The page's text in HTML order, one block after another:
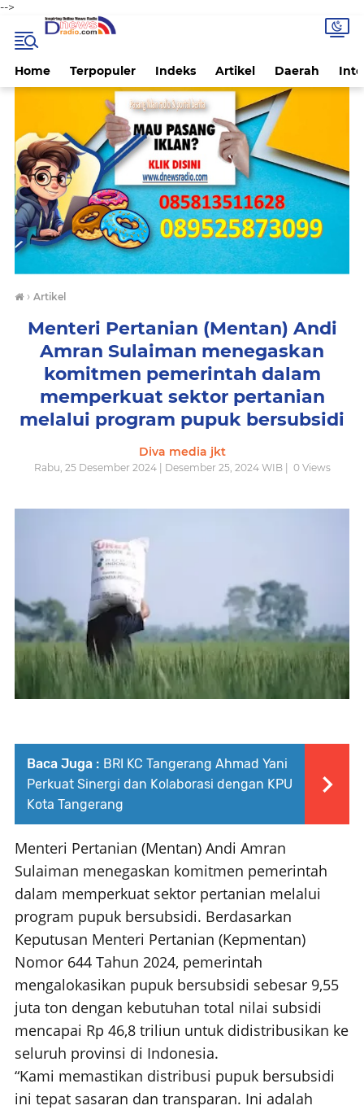
-->
Home Terpopuler Indeks Artikel Daerah
› Artikel
Menteri Pertanian (Mentan) Andi
Amran Sulaiman menegaskan
komitmen pemerintah dalam
memperkuat sektor pertanian
melalui program pupuk bersubsidi
Diva media jkt
Rabu, 25 Desember 2024 | Desember 25, 2024 WIB | 0Views
Baca Juga : BRI KC Tangerang Ahmad Yani
Perkuat Sinergi dan Kolaborasi dengan KPU
Kota Tangerang
Menteri Pertanian (Mentan) Andi Amran
Sulaiman menegaskan komitmen pemerintah
dalam memperkuat sektor pertanian melalui
program pupuk bersubsidi. Berdasarkan
Keputusan Menteri Pertanian (Kepmentan)
Nomor 644 Tahun 2024, pemerintah
mengalokasikan pupuk bersubsidi sebesar 9,55
juta ton dengan kebutuhan total nilai subsidi
mencapai Rp 46,8 triliun untuk didistribusikan ke
seluruh provinsi di Indonesia.
“Kami memastikan distribusi pupuk bersubsidi
ini tepat sasaran dan transparan. Ini adalah